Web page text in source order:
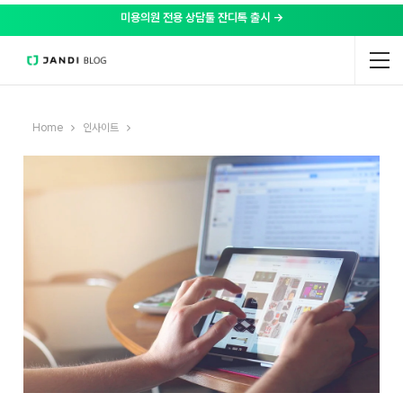
미용의원 전용 상담툴 잔디톡 출시 →
Home 인사이트